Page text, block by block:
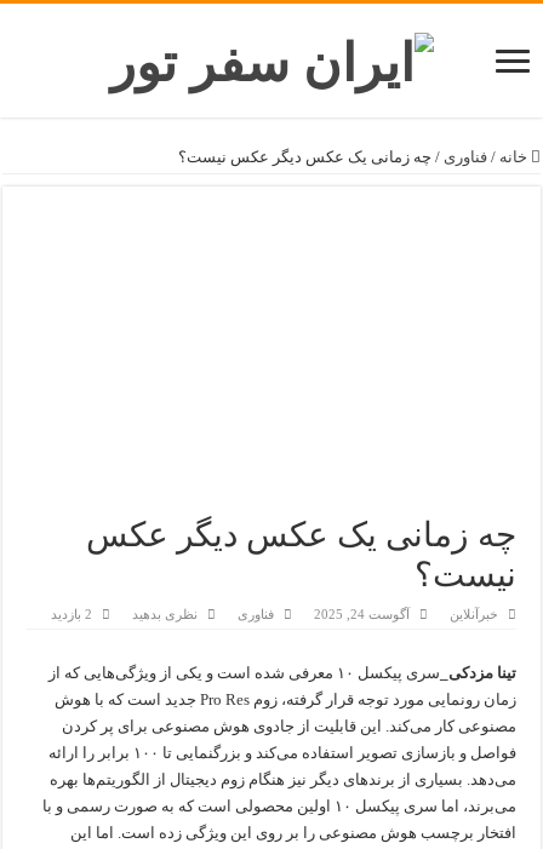
خانه / فناوری / چه زمانی یک عکس دیگر عکس نیست؟
چه زمانی یک عکس دیگر عکس
نیست؟
خبرآنلاین آگوست 24, 2025 فناوری نظری بدهید 2 بازدید
تینا مزدکی_
سری پیکسل ۱۰ معرفی شده است و یکی از ویژگی‌هایی که از
زمان رونمایی مورد توجه قرار گرفته، زوم Pro Res جدید است که با هوش
مصنوعی کار می‌کند. این قابلیت از جادوی هوش مصنوعی برای پر کردن
فواصل و بازسازی تصویر استفاده می‌کند و بزرگنمایی تا ۱۰۰ برابر را ارائه
می‌دهد. بسیاری از برندهای دیگر نیز هنگام زوم دیجیتال از الگوریتم‌ها بهره
می‌برند، اما سری پیکسل ۱۰ اولین محصولی است که به صورت رسمی و با
افتخار برچسب هوش مصنوعی را بر روی این ویژگی زده است. اما این